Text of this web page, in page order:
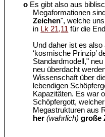
o Es gibt also aus
Megaformationen
Zeichen", welche
in Lk 21,11 für die
Und daher ist es
‘kosmische Prinzip’
Standardmodell,"
neu überdacht
Wissenschaft über
lebendigen
Kapazitäten. Es war
Schöpfergott,
Megastrukturen aus
her(wahrlich) große